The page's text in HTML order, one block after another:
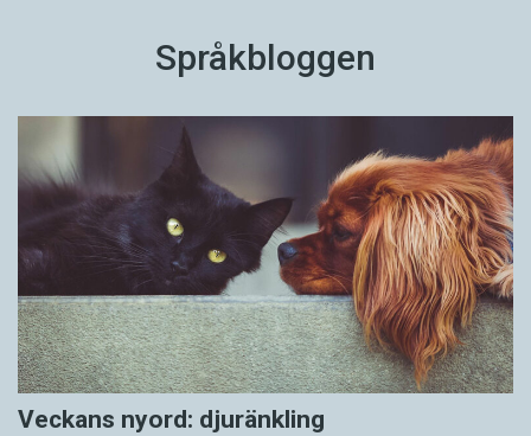
Språkbloggen
Veckans nyord: djuränkling